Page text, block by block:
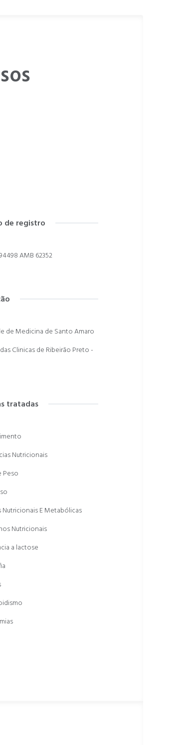
de registro
AMB 62352
de Medicina de Santo Amaro
Clinicas de Ribeirão Preto -
tratadas
Nutricionais
Peso
E Metabólicas
Nutricionais
a lactose